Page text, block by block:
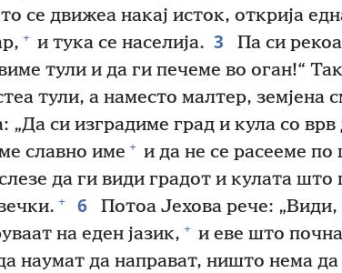
се движеа накај исток, открија
+ и тука се населија. 3
Па си
тули и да ги печеме во оган!“
тули, а наместо малтер, земјена
„Да си изградиме град и кула со врв
славно име + и да не се расееме по
да ги види градот и кулата што
+ 6
Потоа Јехова рече: „Види,
на еден јазик, + и еве што
наумат да направат, ништо нема